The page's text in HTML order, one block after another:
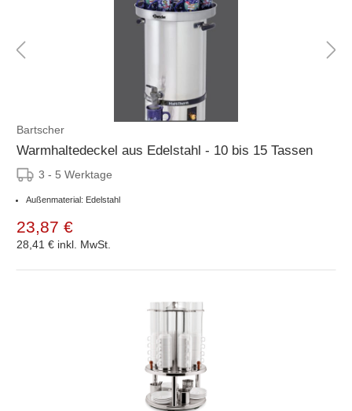
Bartscher
Warmhaltedeckel aus Edelstahl - 10 bis 15 Tassen
3 - 5 Werktage
Außenmaterial: Edelstahl
23,87 €
28,41 € inkl. MwSt.